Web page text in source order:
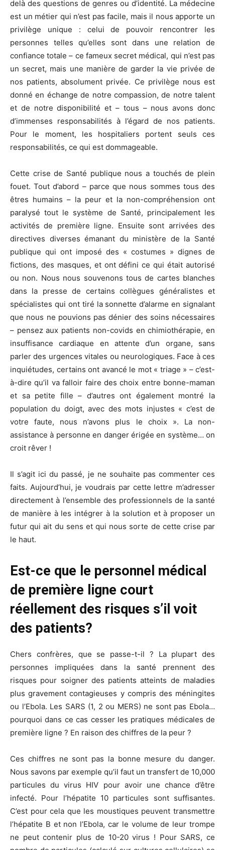
delà des questions de genres ou d’identité. La médecine
est un métier qui n’est pas facile, mais il nous apporte un
privilège unique : celui de pouvoir rencontrer les
personnes telles qu’elles sont dans une relation de
confiance totale – ce fameux secret médical, qui n’est pas
un secret, mais une manière de garder la vie privée de
nos patients, absolument privée. Ce privilège nous est
donné en échange de notre compassion, de notre talent
et de notre disponibilité et – tous – nous avons donc
d’immenses responsabilités à l’égard de nos patients.
Pour le moment, les hospitaliers portent seuls ces
responsabilités, ce qui est dommageable.
Cette crise de Santé publique nous a touchés de plein
fouet. Tout d’abord – parce que nous sommes tous des
êtres humains – la peur et la non-compréhension ont
paralysé tout le système de Santé, principalement les
activités de première ligne. Ensuite sont arrivées des
directives diverses émanant du ministère de la Santé
publique qui ont imposé des « costumes » dignes de
fictions, des masques, et ont défini ce qui était autorisé
ou non. Nous nous souvenons tous de cartes blanches
dans la presse de certains collègues généralistes et
spécialistes qui ont tiré la sonnette d’alarme en signalant
que nous ne pouvions pas dénier des soins nécessaires
– pensez aux patients non-covids en chimiothérapie, en
insuffisance cardiaque en attente d’un organe, sans
parler des urgences vitales ou neurologiques. Face à ces
inquiétudes, certains ont avancé le mot « triage » – c’est-
à-dire qu’il va falloir faire des choix entre bonne-maman
et sa petite fille – d’autres ont également montré la
population du doigt, avec des mots injustes « c’est de
votre faute, nous n’avons plus le choix ». La non-
assistance à personne en danger érigée en système… on
croit rêver !
Il s’agit ici du passé, je ne souhaite pas commenter ces
faits. Aujourd’hui, je voudrais par cette lettre m’adresser
directement à l’ensemble des professionnels de la santé
de manière à les intégrer à la solution et à proposer un
futur qui ait du sens et qui nous sorte de cette crise par
le haut.
Est-ce que le personnel médical
de première ligne court
réellement des risques s’il voit
des patients?
Chers confrères, que se passe-t-il ? La plupart des
personnes impliquées dans la santé prennent des
risques pour soigner des patients atteints de maladies
plus gravement contagieuses y compris des méningites
ou l’Ebola. Les SARS (1, 2 ou MERS) ne sont pas Ebola…
pourquoi dans ce cas cesser les pratiques médicales de
première ligne ? En raison des chiffres de la peur ?
Ces chiffres ne sont pas la bonne mesure du danger.
Nous savons par exemple qu’il faut un transfert de 10,000
particules du virus HIV pour avoir une chance d’être
infecté. Pour l’hépatite 10 particules sont suffisantes.
C’est pour cela que les moustiques peuvent transmettre
l’hépatite B et non l’Ebola, car le volume de leur trompe
ne peut contenir plus de 10-20 virus ! Pour SARS, ce